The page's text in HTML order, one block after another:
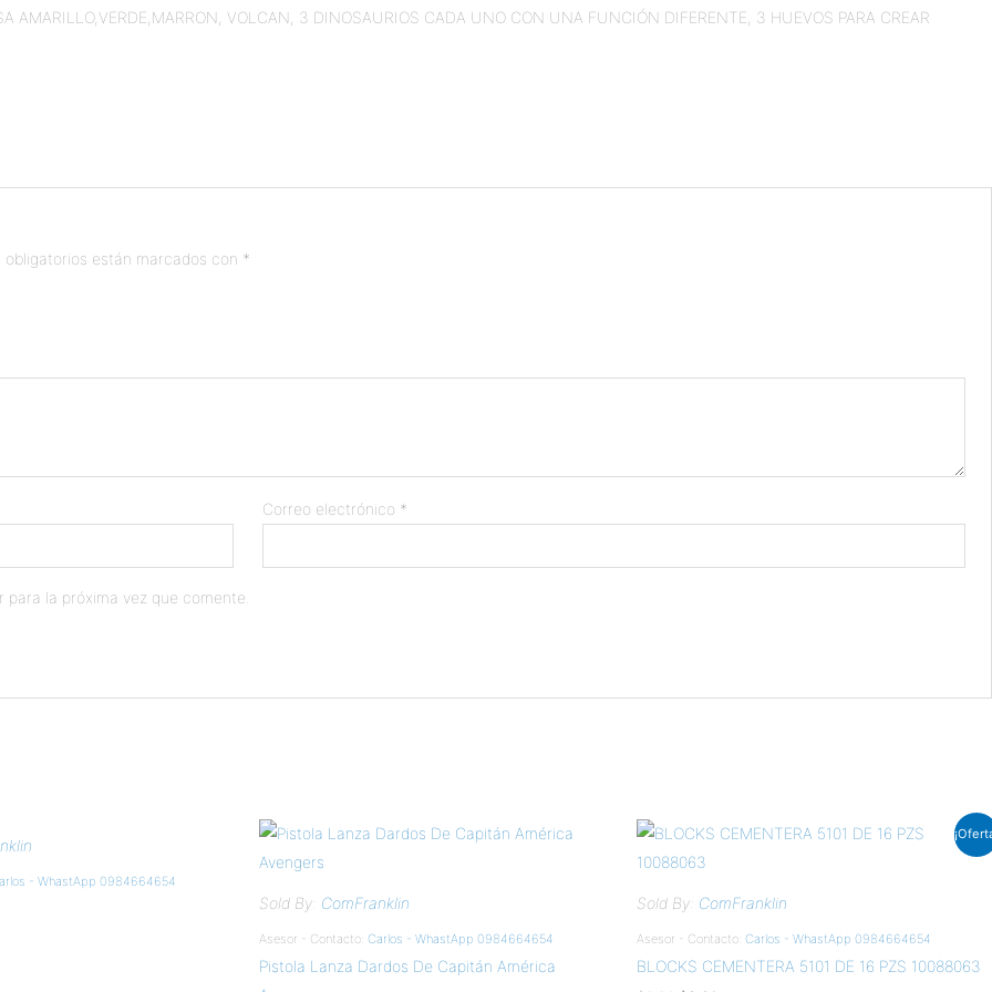
AMARILLO,VERDE,MARRON, VOLCAN, 3 DINOSAURIOS CADA UNO CON UNA FUNCIÓN DIFERENTE, 3 HUEVOS PARA CREAR
obligatorios están marcados con *
Correo electrónico *
la próxima vez que comente.
- WhastApp 0984664654
Sold By: ComFranklin
Asesor - Contacto: Carlos - WhastApp 0984664654
Pistola Lanza Dardos De Capitán América
Sold By: ComFranklin
Asesor - Contacto: Carlos - WhastApp 0984664654
BLOCKS CEMENTERA 5101 DE 16 PZS 10088063
El
precio
original
$9.90.
El
precio
$8.91.